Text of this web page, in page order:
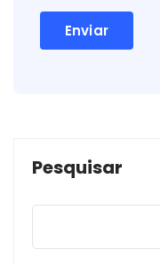
Pesquisar